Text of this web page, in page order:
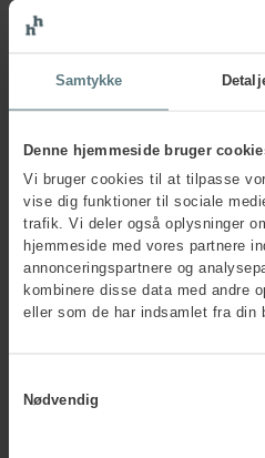
Samtykke
Denne hjemmeside bruger
Vi bruger cookies til at tilpasse
vise dig funktioner til sociale
trafik. Vi deler også oplysninger
hjemmeside med vores partnere
annonceringspartnere og
kombinere disse data med andre
eller som de har indsamlet fra din
Nødvendig
Netværk for
anlægsbranchen